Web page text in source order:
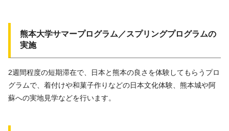
熊本大学サマープログラム／スプリングプログラムの
実施
2週間程度の短期滞在で、日本と熊本の良さを体験してもらうプロ
グラムで、着付けや和菓子作りなどの日本文化体験、熊本城や阿
蘇への実地見学などを行います。